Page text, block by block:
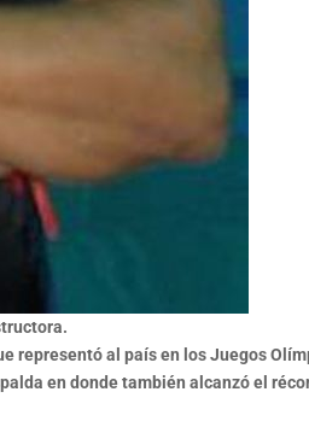
representó al país en los Juegos
en donde también alcanzó el